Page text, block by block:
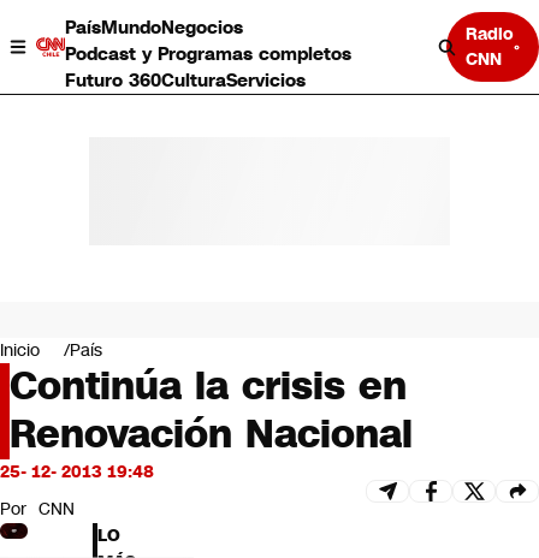
PaísMundoNegocios
Podcast y Programas completos
Futuro 360CulturaServicios
Radio
CNN
Negocios
Deportes
Programas completos
Cultura
Servicios
Bits
CNN Data
CNN tiempo
Inicio País
Continúa la crisis en
Renovación Nacional
25- 12- 2013 19:48
Por CNN
LO